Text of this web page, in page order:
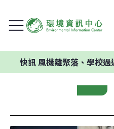
風機離聚落、學校過近 彰化